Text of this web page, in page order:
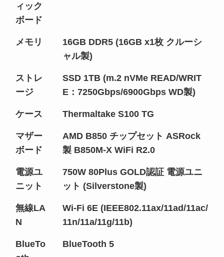
ィック
ボード
メモリ
16GB DDR5 (16GB x1枚 クルーシ
ャル製)
ストレ
ージ
SSD 1TB (m.2 nVMe READ/WRIT
E：7250Gbps/6900Gbps WD製)
ケース Thermaltake S100 TG
マザー
ボード
AMD B850 チップセット ASRock
製 B850M-X WiFi R2.0
電源ユ
ニット
750W 80Plus GOLD認証 電源ユニ
ット (Silverstone製)
無線LA
N
Wi-Fi 6E (IEEE802.11ax/11ad/11ac/
11n/11a/11g/11b)
BlueTo
BlueTooth 5